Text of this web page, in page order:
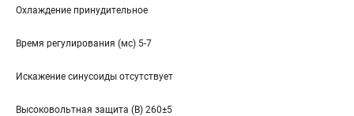
Охлаждение принудительное
Время регулирования (мс) 5-7
Искажение синусоиды отсутствует
Высоковольтная защита (В) 260±5